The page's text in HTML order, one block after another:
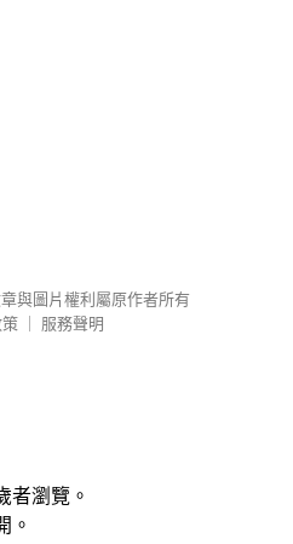
與圖片權利屬原作者所有
策
服務聲明
者瀏覽。
。